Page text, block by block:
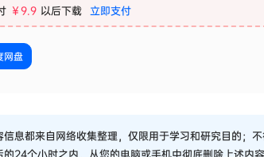
￥9.9 以后下载 立即支付
网盘
息都来自网络收集整理，仅限用于学习和研究目的；